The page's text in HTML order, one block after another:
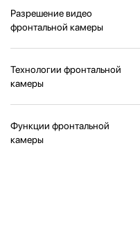
Разрешение видео
фронтальной камеры
Технологии фронтальной
камеры
Функции фронтальной
камеры